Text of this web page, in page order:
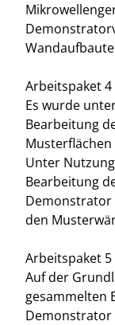
Arbeitspaket 4
Es wurde
Bearbeitung
Unter
Bearbeitung
Demonstrator
den
Arbeitspaket 5
Auf der
gesammelten
Demonstrator